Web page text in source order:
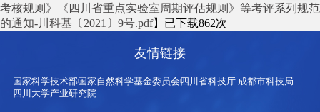
考核规则》《四川省重点实验室周期评估规则》等考评系列规范
的通知-川科基〔2021〕9号.pdf】已下载862次
友情链接
国家科学技术部国家自然科学基金委员会四川省科技厅 成都市科技局
四川大学产业研究院